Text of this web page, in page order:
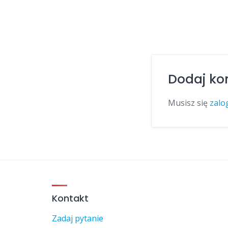
Dodaj
Musisz się
Kontakt
Zadaj pytanie